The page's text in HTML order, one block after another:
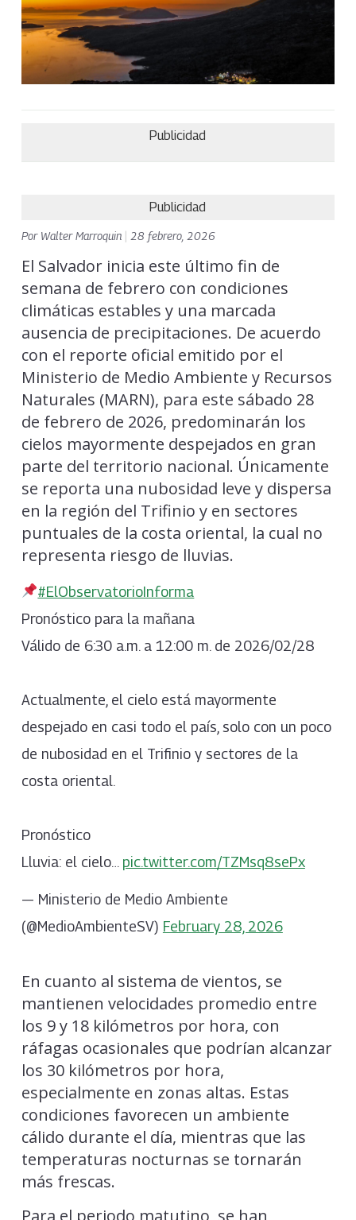
Publicidad
Publicidad
Por Walter Marroquin 28 febrero, 2026
El Salvador inicia este último fin de
semana de febrero con condiciones
climáticas estables y una marcada
ausencia de precipitaciones. De acuerdo
con el reporte oficial emitido por el
Ministerio de Medio Ambiente y Recursos
Naturales (MARN), para este sábado 28
de febrero de 2026, predominarán los
cielos mayormente despejados en gran
parte del territorio nacional. Únicamente
se reporta una nubosidad leve y dispersa
en la región del Trifinio y en sectores
puntuales de la costa oriental, la cual no
representa riesgo de lluvias.
#ElObservatorioInforma
Pronóstico para la mañana
Válido de 6:30 a.m. a 12:00 m. de 2026/02/28
Actualmente, el cielo está mayormente
despejado en casi todo el país, solo con un poco
de nubosidad en el Trifinio y sectores de la
costa oriental.
Pronóstico
Lluvia: el cielo… pic.twitter.com/TZMsq8sePx
— Ministerio de Medio Ambiente
(@MedioAmbienteSV) February 28, 2026
En cuanto al sistema de vientos, se
mantienen velocidades promedio entre
los 9 y 18 kilómetros por hora, con
ráfagas ocasionales que podrían alcanzar
los 30 kilómetros por hora,
especialmente en zonas altas. Estas
condiciones favorecen un ambiente
cálido durante el día, mientras que las
temperaturas nocturnas se tornarán
más frescas.
Para el periodo matutino, se han